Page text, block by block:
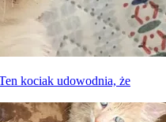
kociak udowodnia, że